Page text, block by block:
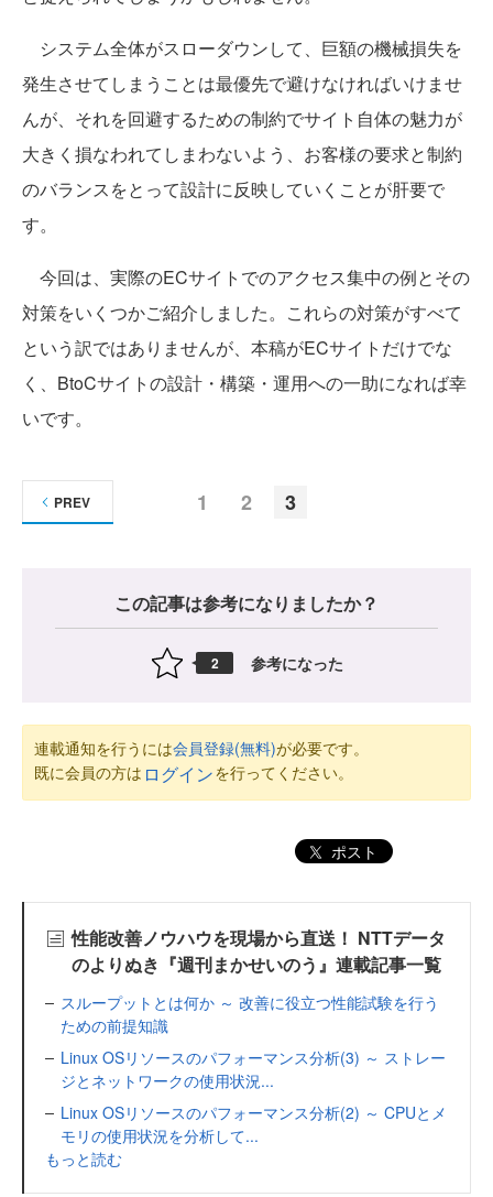
システム全体がスローダウンして、巨額の機械損失を
発生させてしまうことは最優先で避けなければいけませ
んが、それを回避するための制約でサイト自体の魅力が
大きく損なわれてしまわないよう、お客様の要求と制約
のバランスをとって設計に反映していくことが肝要で
す。
今回は、実際のECサイトでのアクセス集中の例とその
対策をいくつかご紹介しました。これらの対策がすべて
という訳ではありませんが、本稿がECサイトだけでな
く、BtoCサイトの設計・構築・運用への一助になれば幸
いです。
1 2 3
PREV
この記事は参考になりましたか？
2 参考になった
連載通知を行うには会員登録(無料)が必要です。
既に会員の方は ログインを行ってください。
ポスト
性能改善ノウハウを現場から直送！ NTTデータ
のよりぬき『週刊まかせいのう』連載記事一覧
スループットとは何か ～ 改善に役立つ性能試験を行う
ための前提知識
Linux OSリソースのパフォーマンス分析(3) ～ ストレー
ジとネットワークの使用状況...
Linux OSリソースのパフォーマンス分析(2) ～ CPUとメ
モリの使用状況を分析して...
もっと読む